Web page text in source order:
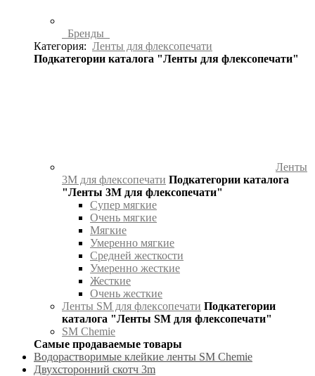
Бренды
Категория: Ленты для флексопечати
Подкатегории каталога "Ленты для флексопечати"
Ленты
3М для флексопечати Подкатегории каталога
"Ленты 3М для флексопечати"
Супер мягкие
Очень мягкие
Мягкие
Умеренно мягкие
Средней жесткости
Умеренно жесткие
Жесткие
Очень жесткие
Ленты SM для флексопечати Подкатегории
каталога "Ленты SM для флексопечати"
SM Chemie
Самые продаваемые товары
Водорастворимые клейкие ленты SM Chemie
Двухсторонний скотч 3m